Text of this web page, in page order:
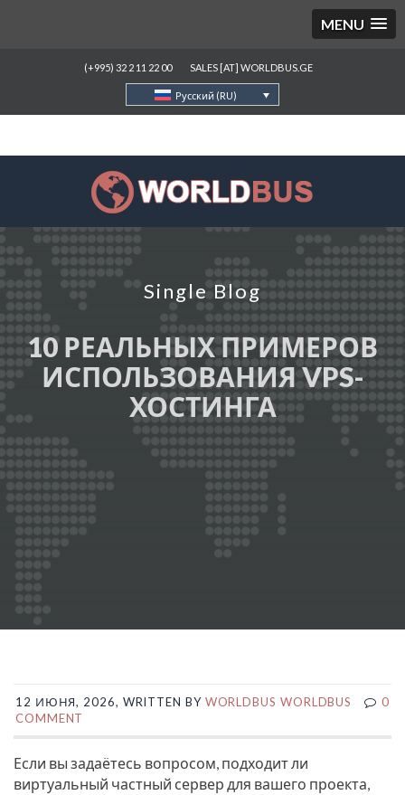
MENU
(+995) 32 2 11 22 00 SALES [AT] WORLDBUS.GE
Русский (RU)
Single Blog
10 РЕАЛЬНЫХ ПРИМЕРОВ
ИСПОЛЬЗОВАНИЯ VPS-
ХОСТИНГА
12 ИЮНЯ, 2026, WRITTEN BY WORLDBUS WORLDBUS
0
COMMENT
Если вы задаётесь вопросом, подходит ли
виртуальный частный сервер для вашего проекта,